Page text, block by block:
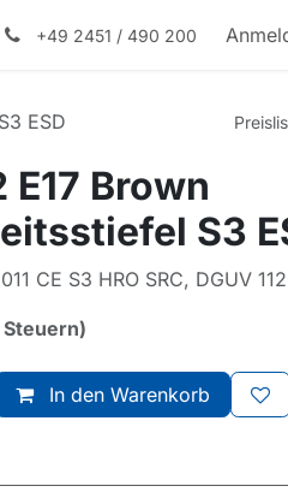
+49 2451 / 490 200
ESD
Brown
S3
CE S3 HRO SRC, DGUV
In den Warenkorb